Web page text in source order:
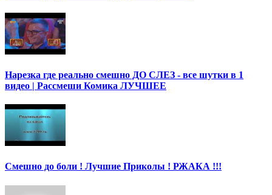
Нарезка где реально смешно ДО СЛЕЗ - все шутки в 1
видео | Рассмеши Комика ЛУЧШЕЕ
Смешно до боли ! Лучшие Приколы ! РЖАКА !!!